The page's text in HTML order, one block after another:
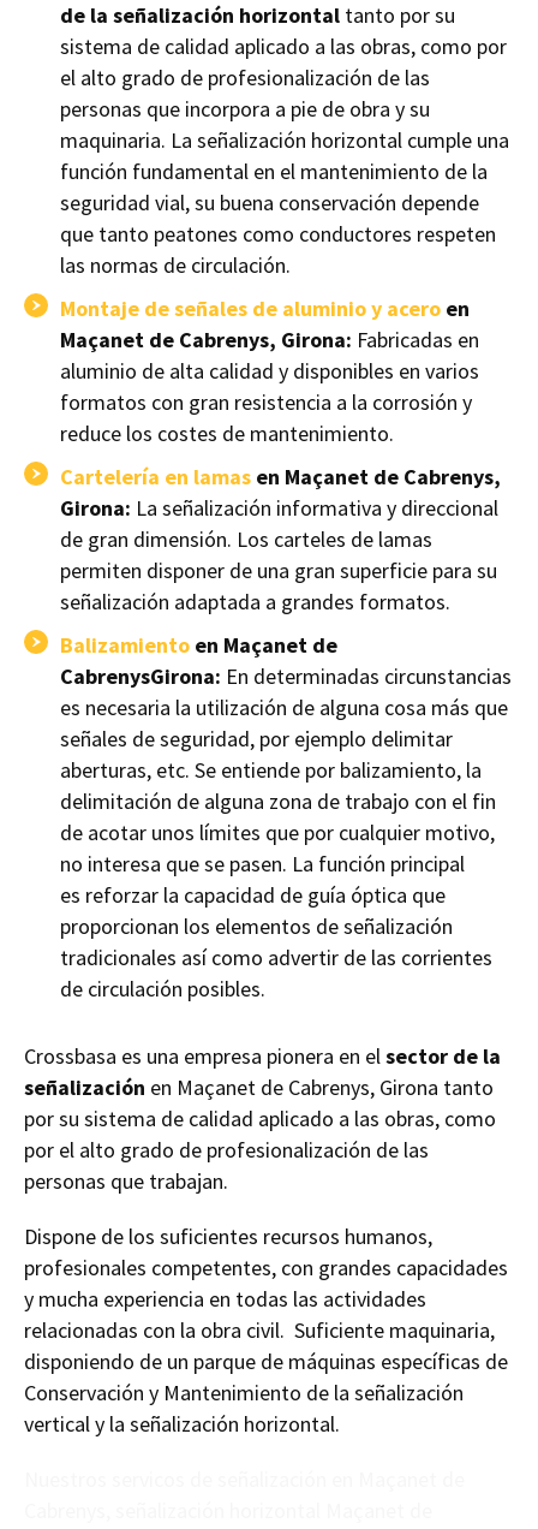
de la señalización horizontal tanto por su
sistema de calidad aplicado a las obras, como por
el alto grado de profesionalización de las
personas que incorpora a pie de obra y su
maquinaria. La señalización horizontal cumple una
función fundamental en el mantenimiento de la
seguridad vial, su buena conservación depende
que tanto peatones como conductores respeten
las normas de circulación.
Montaje de señales de aluminio y acero en
Maçanet de Cabrenys, Girona: Fabricadas en
aluminio de alta calidad y disponibles en varios
formatos con gran resistencia a la corrosión y
reduce los costes de mantenimiento.
Cartelería en lamas en Maçanet de Cabrenys,
Girona: La señalización informativa y direccional
de gran dimensión. Los carteles de lamas
permiten disponer de una gran superficie para su
señalización adaptada a grandes formatos.
Balizamiento en Maçanet de
CabrenysGirona: En determinadas circunstancias
es necesaria la utilización de alguna cosa más que
señales de seguridad, por ejemplo delimitar
aberturas, etc. Se entiende por balizamiento, la
delimitación de alguna zona de trabajo con el fin
de acotar unos límites que por cualquier motivo,
no interesa que se pasen. La función principal
es reforzar la capacidad de guía óptica que
proporcionan los elementos de señalización
tradicionales así como advertir de las corrientes
de circulación posibles.
Crossbasa es una empresa pionera en elsector de la
señalización en Maçanet de Cabrenys, Girona tanto
por su sistema de calidad aplicado a las obras, como
por el alto grado de profesionalización de las
personas que trabajan.
Dispone de los suficientes recursos humanos,
profesionales competentes, con grandes capacidades
y mucha experiencia en todas las actividades
relacionadas con la obra civil. Suficiente maquinaria,
disponiendo de un parque de máquinas específicas de
Conservación y Mantenimiento de la señalización
vertical y la señalización horizontal.